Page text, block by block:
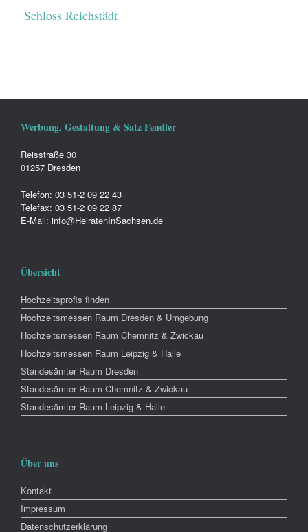
Schloss Reichstädt
Werbung, Gestaltung & Satz Fendler
Reisstraße 30
01257 Dresden
Telefon: 03 51-2 09 22 43
Telefax: 03 51-2 09 22 87
E-Mail: info@HeiratenInSachsen.de
Übersicht
Hochzeitsprofis finden
Hochzeitsmessen Raum Dresden & Umgebung
Hochzeitsmessen Raum Chemnitz & Zwickau
Hochzeitsmessen Raum Leipzig & Halle
Standesämter Raum Dresden
Standesämter Raum Chemnitz & Zwickau
Standesämter Raum Leipzig & Halle
Über uns
Kontakt
Impressum
Datenschutzerklärung